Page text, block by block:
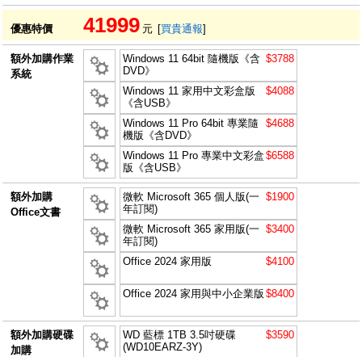
優惠特價 41999 元 [買貴通報]
額外加購作業
系統
Windows 11 64bit 隨機版《含
DVD》
$3788
Windows 11 家用中文彩盒版
《含USB》
$4088
Windows 11 Pro 64bit 專業隨
機版《含DVD》
$4688
Windows 11 Pro 專業中文彩盒
版《含USB》
$6588
額外加購
Office文書
微軟 Microsoft 365 個人版(一
年訂閱)
$1900
微軟 Microsoft 365 家用版(一
年訂閱)
$3400
Office 2024 家用版 $4100
Office 2024 家用與中小企業版 $8400
額外加購硬碟
加購
WD 藍標 1TB 3.5吋硬碟
(WD10EARZ-3Y)
$3590